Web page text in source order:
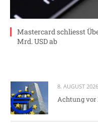
Mastercard schliesst
Mrd. USD ab
8. AUGUST 2026
Achtung vor